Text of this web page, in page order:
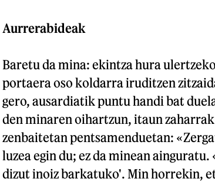
Aurrerabideak
Baretu da mina: ekintza hura
portaera oso koldarra iruditzen
gero, ausardiatik puntu handi bat
den minaren oihartzun, itaun
zenbaitetan pentsamenduetan:
luzea egin du; ez da minean
dizut inoiz barkatuko'. Min horrekin,